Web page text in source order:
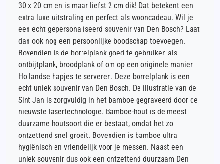
30 x 20 cm en is maar liefst 2 cm dik! Dat betekent een
extra luxe uitstraling en perfect als wooncadeau. Wil je
een echt gepersonaliseerd souvenir van Den Bosch? Laat
dan ook nog een persoonlijke boodschap toevoegen.
Bovendien is de borrelplank goed te gebruiken als
ontbijtplank, broodplank of om op een originele manier
Hollandse hapjes te serveren. Deze borrelplank is een
echt uniek souvenir van Den Bosch. De illustratie van de
Sint Jan is zorgvuldig in het bamboe gegraveerd door de
nieuwste lasertechnologie. Bamboe-hout is de meest
duurzame houtsoort die er bestaat, omdat het zo
ontzettend snel groeit. Bovendien is bamboe ultra
hygiënisch en vriendelijk voor je messen. Naast een
uniek souvenir dus ook een ontzettend duurzaam Den